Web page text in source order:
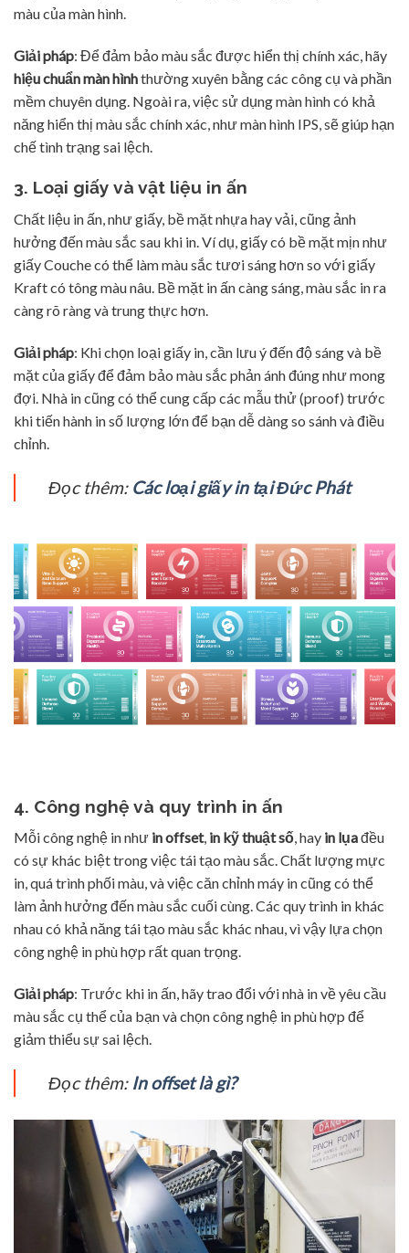
màu của màn hình.
Giải pháp: Để đảm bảo màu sắc được hiển thị chính xác, hãy
hiệu chuẩn màn hìnhthường xuyên bằng các công cụ và phần
mềm chuyên dụng. Ngoài ra, việc sử dụng màn hình có khả
năng hiển thị màu sắc chính xác, như màn hình IPS, sẽ giúp hạn
chế tình trạng sai lệch.
3. Loại giấy và vật liệu in ấn
Chất liệu in ấn, như giấy, bề mặt nhựa hay vải, cũng ảnh
hưởng đến màu sắc sau khi in. Ví dụ, giấy có bề mặt mịn như
giấy Couche có thể làm màu sắc tươi sáng hơn so với giấy
Kraft có tông màu nâu. Bề mặt in ấn càng sáng, màu sắc in ra
càng rõ ràng và trung thực hơn.
Giải pháp: Khi chọn loại giấy in, cần lưu ý đến độ sáng và bề
mặt của giấy để đảm bảo màu sắc phản ánh đúng như mong
đợi. Nhà in cũng có thể cung cấp các mẫu thử (proof) trước
khi tiến hành in số lượng lớn để bạn dễ dàng so sánh và điều
chỉnh.
Đọc thêm: Các loại giấy in tại Đức Phát
4. Công nghệ và quy trình in ấn
Mỗi công nghệ in như in offset, in kỹ thuật số, hay in lụađều
có sự khác biệt trong việc tái tạo màu sắc. Chất lượng mực
in, quá trình phối màu, và việc căn chỉnh máy in cũng có thể
làm ảnh hưởng đến màu sắc cuối cùng. Các quy trình in khác
nhau có khả năng tái tạo màu sắc khác nhau, vì vậy lựa chọn
công nghệ in phù hợp rất quan trọng.
Giải pháp: Trước khi in ấn, hãy trao đổi với nhà in về yêu cầu
màu sắc cụ thể của bạn và chọn công nghệ in phù hợp để
giảm thiểu sự sai lệch.
Đọc thêm: In offset là gì?